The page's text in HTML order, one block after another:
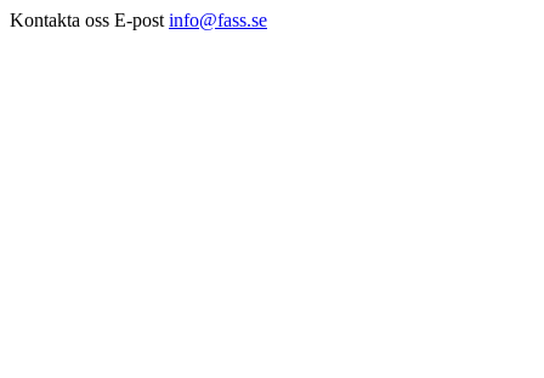
Kontakta oss E-post info@fass.se